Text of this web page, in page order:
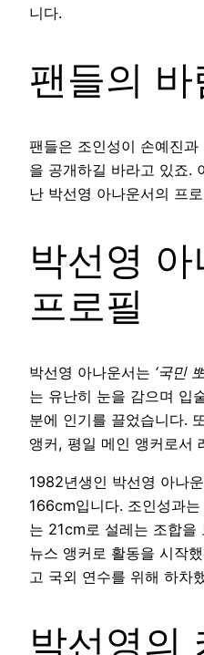
니다.
팬들의 바
팬들은 조인성이 손예진
을 공개하길 바라고 있죠.
난 박선영 아나운서의 프
박선영 아
프로필
박선영 아나운서는 ‘국민
는 유난히 눈을 감으며 입
분에 인기를 끌었습니다.
앵커, 평일 메인 앵커로서
1982년생인 박선영 아나
166cm입니다. 조인성과
는 21cm로 설레는 조합을
뉴스 앵커로 활동을 시작
고 국외 연수를 위해 하차
박선영의